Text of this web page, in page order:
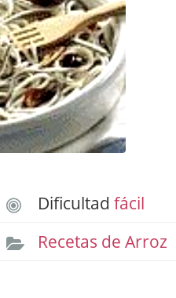
Dificultadfácil
Recetas de Arroz